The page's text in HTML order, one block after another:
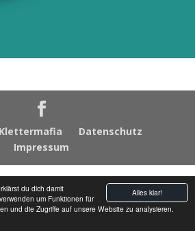
Alles klar!
du dich damit
um Funktionen für
und die Zugriffe auf unsere Website zu analysieren.
5
Klettermafia
Datenschutz
Impressum